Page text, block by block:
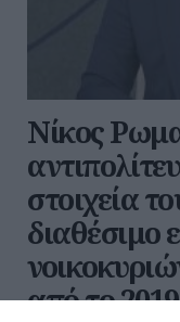
Νίκος
στοιχεία
διαθέσιμο
από το